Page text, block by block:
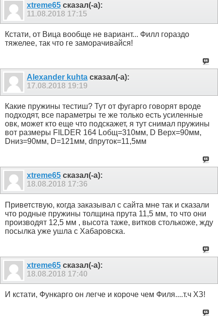
xtreme65 сказал(-а):
11.08.2018 17:15
Кстати, от Вица вообще не вариант... Филл гораздо
тяжелее, так что ге заморачивайся!
Alexander kuhta сказал(-а):
17.08.2018 19:19
Какие пружины тестиш? Тут от фугарго говорят вроде
подходят, все параметры те же только есть усиленные
овк, может кто еще что подскажет, я тут снимал пружины
вот размеры FILDER 164 Lобщ=310мм, D Верх=90мм,
Dниз=90мм, D=121мм, dпруток=11,5мм
xtreme65 сказал(-а):
18.08.2018 17:36
Приветствую, когда заказывал с сайта мне так и сказали
что родные пружины толщина прута 11,5 мм, то что они
производят 12,5 мм , высота таже, витков столькоже, жду
посылка уже ушла с Хабаровска.
xtreme65 сказал(-а):
18.08.2018 17:40
И кстати, Функарго он легче и короче чем Филя....т.ч ХЗ!